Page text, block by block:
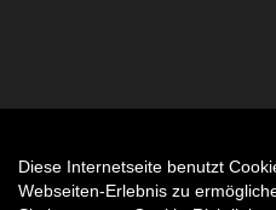
Diese Internetseite benutzt
Webseiten-Erlebnis zu